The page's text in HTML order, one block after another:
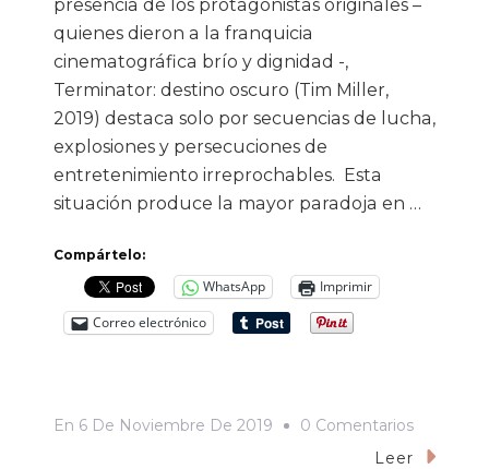
presencia de los protagonistas originales –
quienes dieron a la franquicia
cinematográfica brío y dignidad -,
Terminator: destino oscuro (Tim Miller,
2019) destaca solo por secuencias de lucha,
explosiones y persecuciones de
entretenimiento irreprochables. Esta
situación produce la mayor paradoja en …
Compártelo:
WhatsApp
Imprimir
Correo electrónico
En 6 De Noviembre De 2019 0 ComentariosEn
Leer